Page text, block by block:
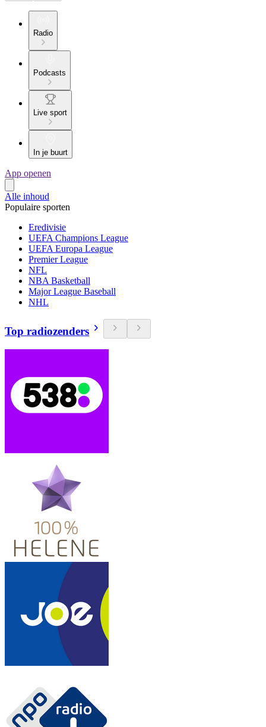
Radio
Podcasts
Live sport
In je buurt
App openen
Alle inhoud
Populaire sporten
Eredivisie
UEFA Champions League
UEFA Europa League
Premier League
NFL
NBA Basketball
Major League Baseball
NHL
Top radiozenders